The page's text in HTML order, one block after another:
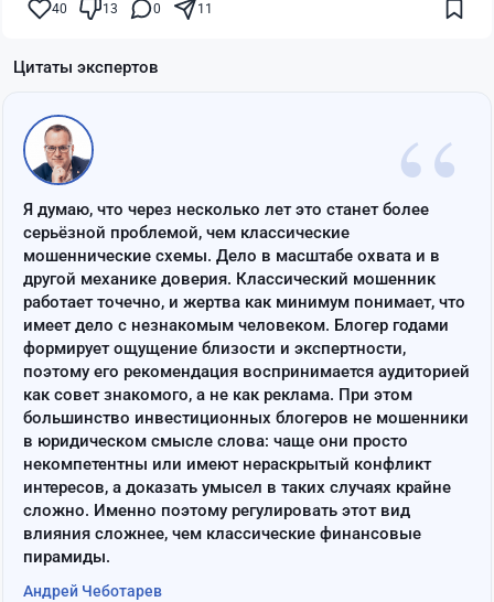
40 13 0 11
Цитаты экспертов
“
Я думаю, что через несколько лет это станет более
серьёзной проблемой, чем классические
мошеннические схемы. Дело в масштабе охвата и в
другой механике доверия. Классический мошенник
работает точечно, и жертва как минимум понимает, что
имеет дело с незнакомым человеком. Блогер годами
формирует ощущение близости и экспертности,
поэтому его рекомендация воспринимается аудиторией
как совет знакомого, а не как реклама. При этом
большинство инвестиционных блогеров не мошенники
в юридическом смысле слова: чаще они просто
некомпетентны или имеют нераскрытый конфликт
интересов, а доказать умысел в таких случаях крайне
сложно. Именно поэтому регулировать этот вид
влияния сложнее, чем классические финансовые
пирамиды.
Андрей Чеботарев